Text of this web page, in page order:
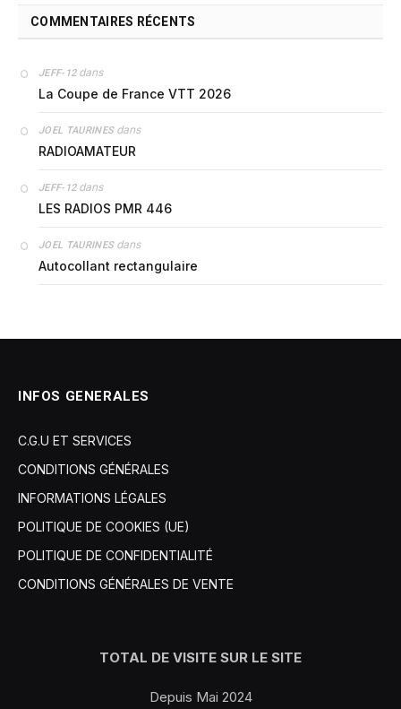
COMMENTAIRES RÉCENTS
JEFF-12dans
La Coupe de France VTT 2026
JOEL TAURINESdans
RADIOAMATEUR
JEFF-12dans
LES RADIOS PMR 446
JOEL TAURINESdans
Autocollant rectangulaire
INFOS GENERALES
C.G.U ET SERVICES
CONDITIONS GÉNÉRALES
INFORMATIONS LÉGALES
POLITIQUE DE COOKIES (UE)
POLITIQUE DE CONFIDENTIALITÉ
CONDITIONS GÉNÉRALES DE VENTE
TOTAL DE VISITE SUR LE SITE
Depuis Mai 2024